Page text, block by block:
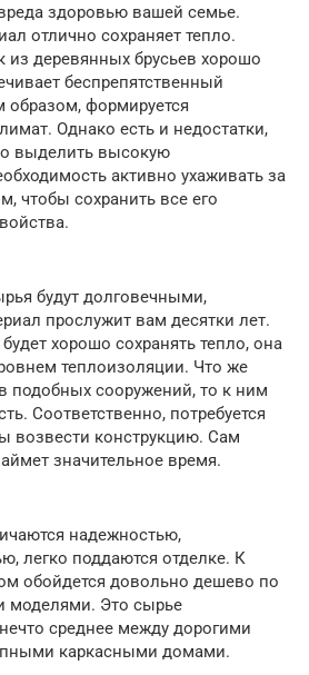
здоровью вашей семье.
отлично сохраняет тепло.
деревянных брусьев хорошо
беспрепятственный
образом, формируется
Однако есть и недостатки,
выделить высокую
активно ухаживать за
чтобы сохранить все его
будут долговечными,
прослужит вам десятки лет.
хорошо сохранять тепло, она
теплоизоляции. Что же
подобных сооружений, то к ним
Соответственно, потребуется
возвести конструкцию. Сам
значительное время.
надежностью,
легко поддаются отделке. К
обойдется довольно дешево по
моделями. Это сырье
среднее между дорогими
каркасными домами.